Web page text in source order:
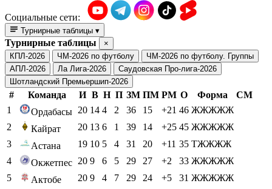
Социальные сети:
Турнирные таблицы ▾
Турнирные таблицы
×
КПЛ-2026
ЧМ-2026 по футболу
ЧМ-2026 по футболу. Группы
АПЛ-2026
Ла Лига-2026
Саудовская Про-лига-2026
Шотландский Премьершип-2026
# Команда И В Н П ЗМ ПМ РМ О Форма
СМ
1
Ордабасы 20 14 4 2 36 15 +21 46 ЖЖЖЖЖ
2
Кайрат 20 13 6 1 39 14 +25 45 ЖЖЖЖЖ
3
Астана 19 10 5 4 31 20 +11 35 ТЖЖЖЖ
4
Окжетпес 20 9 6 5 29 27 +2 33 ЖЖЖЖЖ
5
Актобе 20 9 4 7 29 24 +5 31 ЖЖЖЖЖ